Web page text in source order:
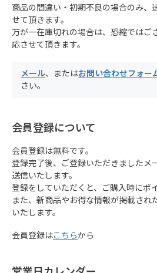
商品の間違い・初期不良の場合のみ、
せて頂きます。
万が一在庫切れの場合は、恐縮ではご
応させて頂きます。
メール、またはお問い合わせフォー
さい。
会員登録について
会員登録は無料です。
登録完了後、ご登録いただきましたメ
送信いたします。
登録をしていただくと、ご購入時にポ
また、新商品やお得な情報が掲載され
いたします。
会員登録はこちらから